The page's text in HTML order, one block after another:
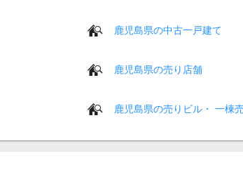
鹿児島県の中古一戸建て
鹿児島県の売り店舗
鹿児島県の売りビル・ 一棟